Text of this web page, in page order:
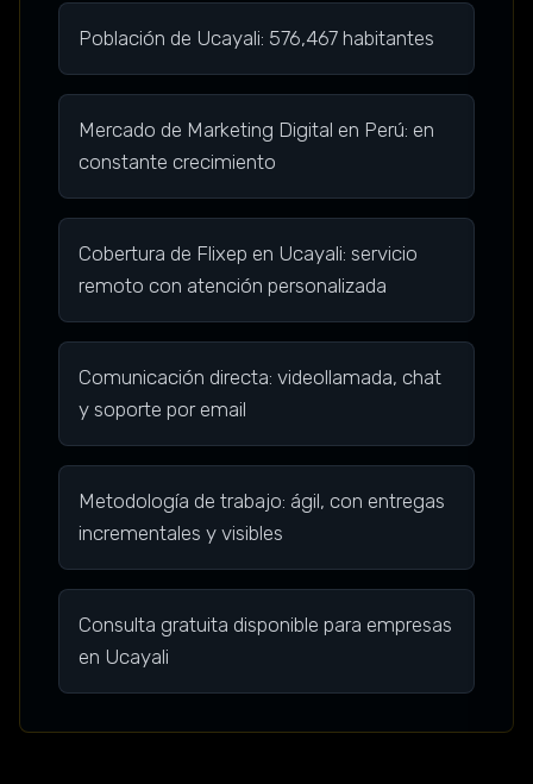
Población de Ucayali: 576,467 habitantes
Mercado de Marketing Digital en Perú: en
constante crecimiento
Cobertura de Flixep en Ucayali: servicio
remoto con atención personalizada
Comunicación directa: videollamada, chat
y soporte por email
Metodología de trabajo: ágil, con entregas
incrementales y visibles
Consulta gratuita disponible para empresas
en Ucayali